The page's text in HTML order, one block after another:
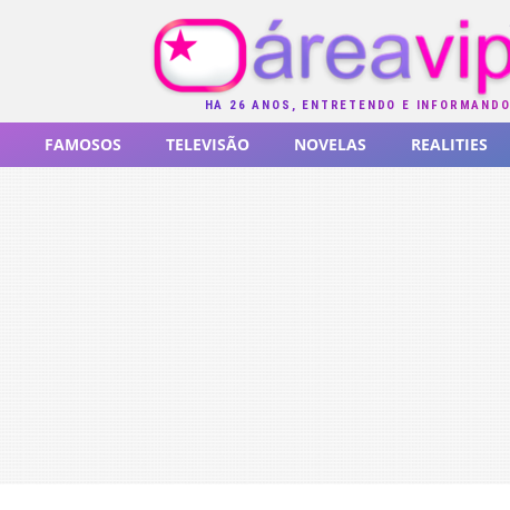
HÁ 26 ANOS, ENTRETENDO E INFORMANDO
FAMOSOS TELEVISÃO NOVELAS REALITIES